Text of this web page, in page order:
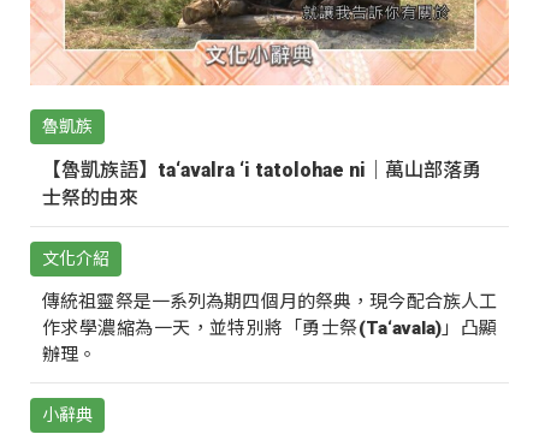
魯凱族
【魯凱族語】ta‘avalra ‘i tatolohae ni｜萬山部落勇
士祭的由來
文化介紹
傳統祖靈祭是一系列為期四個月的祭典，現今配合族人工
作求學濃縮為一天，並特別將「勇士祭(Ta‘avala)」凸顯
辦理。
小辭典